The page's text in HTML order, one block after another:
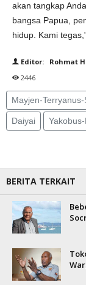
akan tangkap
bangsa Papua,
hidup. Kami
Editor: Rohmat
2446
Mayjen-Terryanus-
Daiyai
BERITA TERKAIT